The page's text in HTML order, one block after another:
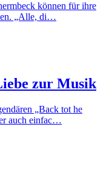
können für ihre
„Alle, di…
zur Musik
„Back tot he
auch einfac…